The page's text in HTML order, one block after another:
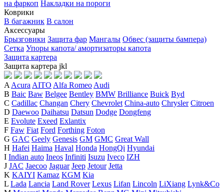
на фаркоп Накладки на пороги
Коврики
В багажник В салон
Аксессуары
Брызговики Защита фар Мангалы Обвес (защиты бампера)
Сетка Упоры капота/ амортизаторы капота
Защита картера
Защита картера jkl
A Acura AITO Alfa Romeo Audi
B Baic Baw Belgee Bentley BMW Brilliance Buick Byd
C Cadillac Changan Chery Chevrolet China-auto Chrysler Citroen
D Daewoo Daihatsu Datsun Dodge Dongfeng
E Evolute Exeed Exlantix
F Faw Fiat Ford Forthing Foton
G GAC Geely Genesis GM GMC Great Wall
H Hafei Haima Haval Honda HongQi Hyundai
I Indian auto Ineos Infiniti Isuzu Iveco IZH
J JAC Jaecoo Jaguar Jeep Jetour Jetta
K KAIYI Kamaz KGM Kia
L Lada Lancia Land Rover Lexus Lifan Lincoln LiXiang Lynk&Co